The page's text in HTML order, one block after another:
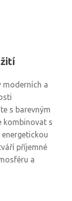
moderních a
s barevným
kombinovat s
příjemné
a